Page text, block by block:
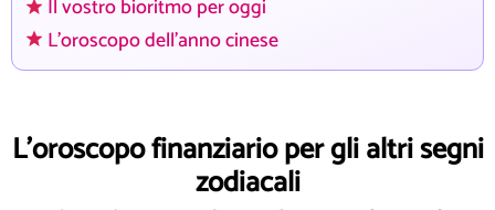
Il vostro bioritmo per oggi
L'oroscopo dell'anno cinese
L'oroscopo finanziario per gli altri segni
zodiacali